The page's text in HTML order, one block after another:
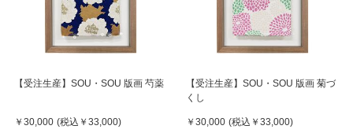
【受注生産】SOU・SOU 版画 芍薬
￥30,000 (税込 ￥33,000)
【受注生産】SOU・SOU 版画 菊づ
くし
￥30,000 (税込 ￥33,000)